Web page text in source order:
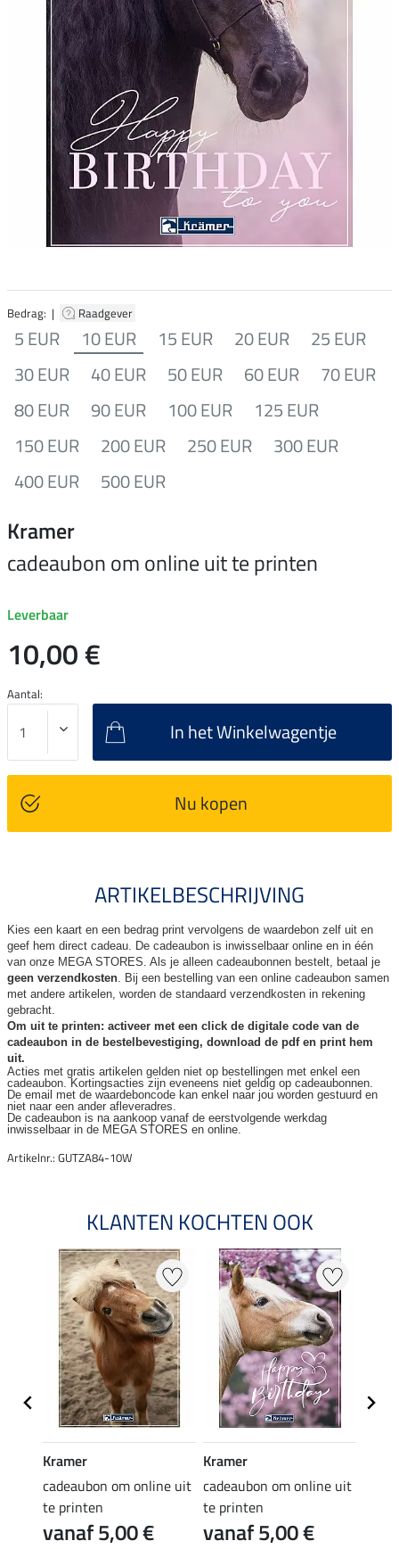
Bedrag: | Raadgever
5 EUR 10 EUR 15 EUR 20 EUR
25 EUR
30 EUR
40 EUR 50 EUR 60 EUR
70 EUR
80 EUR
90 EUR 100 EUR
125 EUR
150 EUR
200 EUR 250 EUR
300 EUR
400 EUR
500 EUR
Kramer
cadeaubon om online uit te printen
Leverbaar
10,00 €
Aantal:
In het Winkelwagentje
Nu kopen
ARTIKELBESCHRIJVING
Kies een kaart en een bedrag print vervolgens de waardebon zelf uit en
geef hem direct cadeau. De cadeaubon is inwisselbaar online en in één
van onze MEGA STORES. Als je alleen cadeaubonnen bestelt, betaal je
geen verzendkosten. Bij een bestelling van een online cadeaubon samen
met andere artikelen, worden de standaard verzendkosten in rekening
gebracht.
Om uit te printen: activeer met een click de digitale code van de
cadeaubon in de bestelbevestiging, download de pdf en print hem
uit.
Acties met gratis artikelen gelden niet op bestellingen met enkel een
cadeaubon. Kortingsacties zijn eveneens niet geldig op cadeaubonnen.
De email met de waardeboncode kan enkel naar jou worden gestuurd en
niet naar een ander afleveradres.
De cadeaubon is na aankoop vanaf de eerstvolgende werkdag
inwisselbaar in de MEGA STORES en online.
Artikelnr.: GUTZA84-10W
KLANTEN KOCHTEN OOK
Kramer
cadeaubon om online uit
te printen
vanaf 5,00 €
Kramer
cadeaubon om online uit
te printen
vanaf 5,00 €